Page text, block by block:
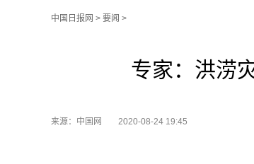
中国日报网 > 要闻 >
专家：洪涝
来源：中国网 2020-08-24 19:45